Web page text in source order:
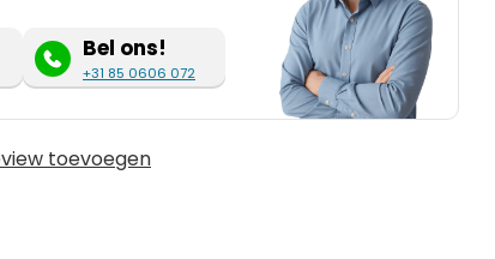
Bel ons!
+31 85 0606 072
toevoegen